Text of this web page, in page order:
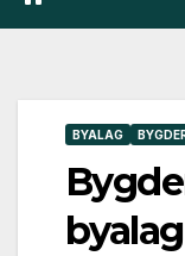
BYALAG
byalag